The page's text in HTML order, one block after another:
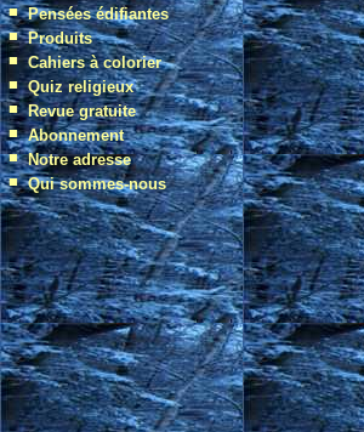
■ Pensées édifiantes
■ Produits
■ Cahiers à colorier
■ Quiz religieux
■ Revue gratuite
■ Abonnement
■ Notre adresse
■ Qui sommes-nous